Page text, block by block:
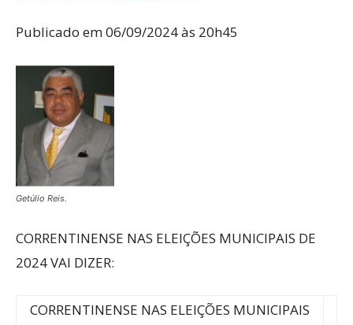
Publicado em 06/09/2024 às 20h45
Getúlio Reis.
CORRENTINENSE NAS ELEIÇÕES MUNICIPAIS DE
2024 VAI DIZER:
CORRENTINENSE NAS ELEIÇÕES MUNICIPAIS